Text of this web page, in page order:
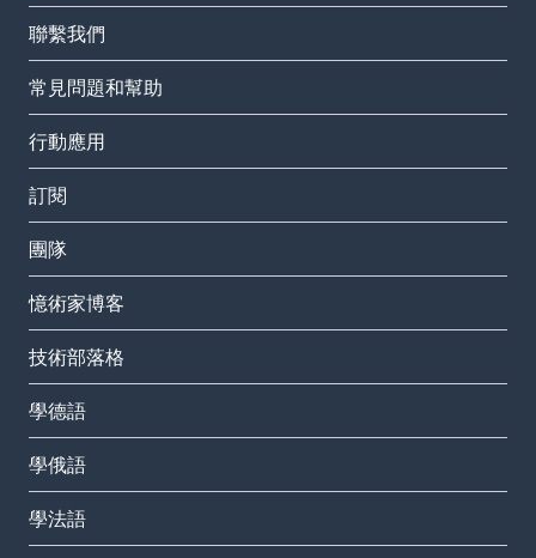
聯繫我們
常見問題和幫助
行動應用
訂閱
團隊
憶術家博客
技術部落格
學德語
學俄語
學法語